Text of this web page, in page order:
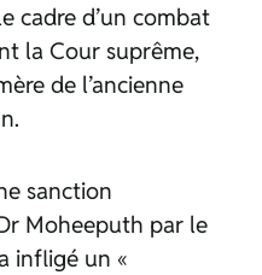
cadre d’un combat
la Cour suprême,
de l’ancienne
sanction
Moheeputh par le
infligé un «